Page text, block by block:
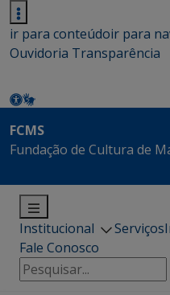
ir para conteúdoir para
Ouvidoria Transparência
FCMS
Fundação de Cultura de
Institucional Serviços
Fale Conosco
Pesquisar
por: